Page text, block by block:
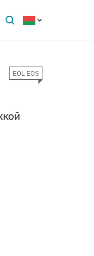
EOL EOS